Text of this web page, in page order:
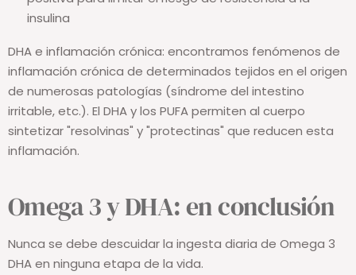
insulina
DHA e inflamación crónica: encontramos fenómenos de
inflamación crónica de determinados tejidos en el origen
de numerosas patologías (síndrome del intestino
irritable, etc.). El DHA y los PUFA permiten al cuerpo
sintetizar "resolvinas" y "protectinas" que reducen esta
inflamación.
Omega 3 y DHA: en conclusión
Nunca se debe descuidar la ingesta diaria de Omega 3
DHA en ninguna etapa de la vida.